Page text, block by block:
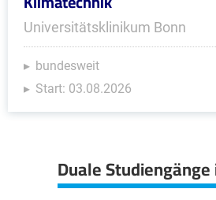
Universitätsklinikum Bonn
bundesweit
Start: 03.08.2026
Duale